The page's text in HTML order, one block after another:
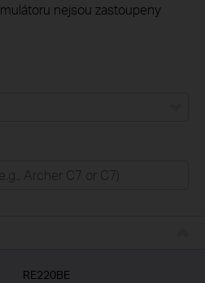
nejsou zastoupeny
RE220BE